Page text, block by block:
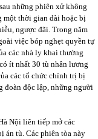
những phiên xử không
một thời gian dài hoặc bị
ngược đãi. Trong năm
việc bóp nghẹt quyền tự
các nhà ly khai thường
ít nhất 30 tù nhân lương
các tổ chức chính trị bị
đoàn độc lập, những người
Nội liên tiếp mở các
án tù. Các phiên tòa này